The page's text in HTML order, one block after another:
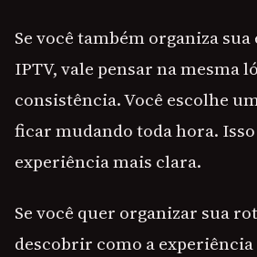
Se você também organiza
IPTV, vale pensar na mesma
consistência. Você escolhe
ficar mudando toda hora.
experiência mais clara.
Se você quer organizar sua
descobrir como a